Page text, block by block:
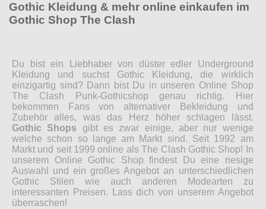
Gothic Kleidung & mehr online einkaufen im
Gothic Shop The Clash
Du bist ein Liebhaber von düster edler Underground
Kleidung und suchst Gothic Kleidung, die wirklich
einzigartig sind? Dann bist Du in unseren Online Shop
The Clash Punk-Gothicshop genau richtig. Hier
bekommen Fans von alternativer Bekleidung und
Zubehör alles, was das Herz höher schlagen lässt.
Gothic Shops gibt es zwar einige, aber nur wenige
welche schon so lange am Markt sind. Seit 1992 am
Markt und seit 1999 online als The Clash Gothic Shop! In
unserem Online Gothic Shop findest Du eine riesige
Auswahl und ein großes Angebot an unterschiedlichen
Gothic Stilen wie auch anderen Modearten zu
interessanten Preisen. Lass dich von unserem Angebot
überraschen!